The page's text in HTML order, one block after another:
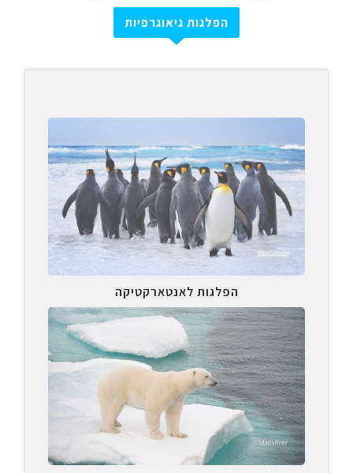
הפלגות גיאוגרפיות
הפלגות לאנטארקטיקה